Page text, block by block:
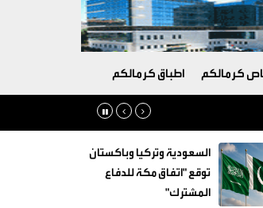
كرمالكم اطباق كرمالكم
السعودية وتركيا وباكستان
توقع "اتفاق مكة للدفاع
المشترك"